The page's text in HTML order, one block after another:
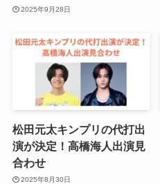
2025年9月28日
松田元太キンプリの代打出
演が決定！高橋海人出演見
合わせ
2025年8月30日